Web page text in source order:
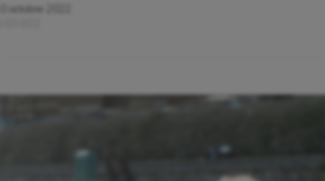
10 octobre 2022